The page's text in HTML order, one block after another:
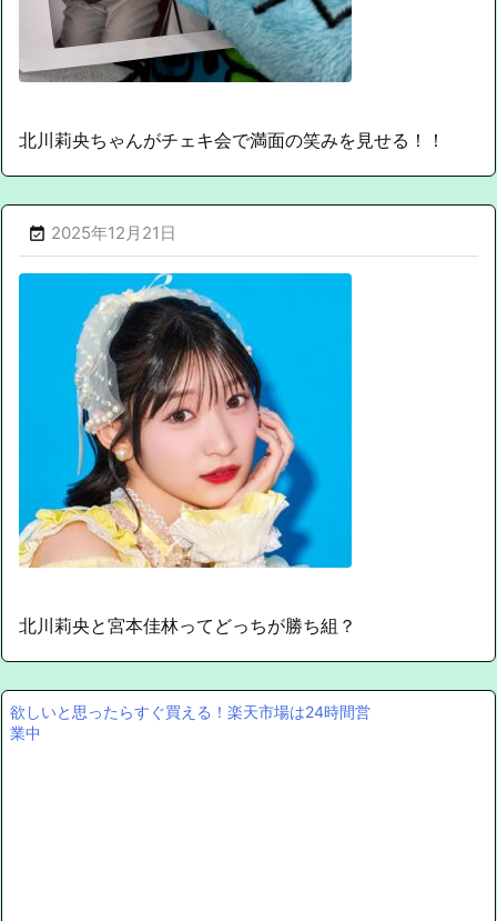
北川莉央ちゃんがチェキ会で満面の笑みを見せる！！
 2025年12月21日
北川莉央と宮本佳林ってどっちが勝ち組？
欲しいと思ったらすぐ買える！楽天市場は24時間営
業中